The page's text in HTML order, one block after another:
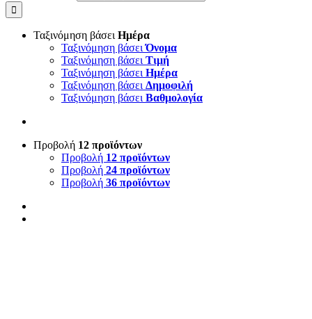
Ταξινόμηση βάσει Ημέρα
Ταξινόμηση βάσειΌνομα
Ταξινόμηση βάσει Τιμή
Ταξινόμηση βάσει Ημέρα
Ταξινόμηση βάσει Δημοφιλή
Ταξινόμηση βάσει Βαθμολογία
Προβολή 12 προϊόντων
Προβολή 12 προϊόντων
Προβολή 24 προϊόντων
Προβολή 36 προϊόντων